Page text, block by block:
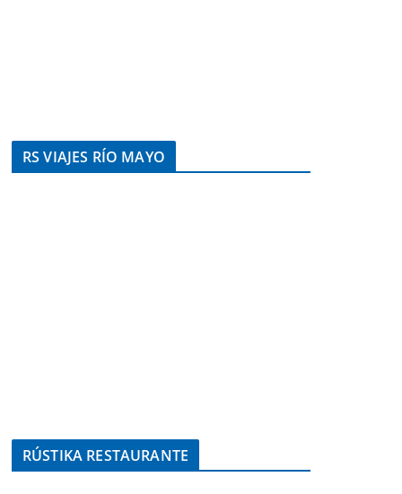
RS VIAJES RÍO MAYO
RÚSTIKA RESTAURANTE